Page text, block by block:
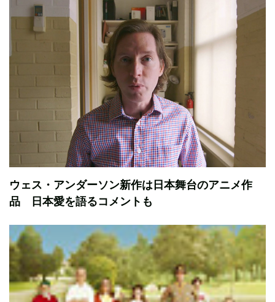
ウェス・アンダーソン新作は日本舞台のアニメ作
品 日本愛を語るコメントも